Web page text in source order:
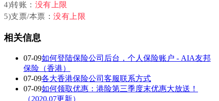
4)转账： 没有上限
5)支票/本票：没有上限
相关信息
07-09如何登陆保险公司后台，个人保险账户 - AIA友邦
保险（香港）
07-09各大香港保险公司客服联系方式
07-09如何领取优惠：港险第三季度末优惠大放送！
（2020.07更新）